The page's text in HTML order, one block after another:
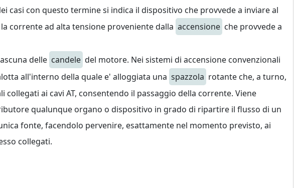
casi con questo termine si indica il dispositivo che provvede a inviare al
corrente ad alta tensione proveniente dalla accensione che provvede a
delle candele del motore. Nei sistemi di accensione convenzionali
all'interno della quale e' alloggiata una spazzola rotante che, a turno,
collegati ai cavi AT, consentendo il passaggio della corrente. Viene
qualunque organo o dispositivo in grado di ripartire il flusso di un
fonte, facendolo pervenire, esattamente nel momento previsto, ai
collegati.